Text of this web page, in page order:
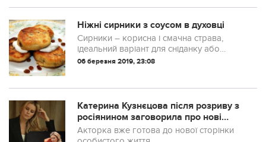
Ніжні сирники з соусом в духовці
Сирники – корисна і смачна страва,
ідеальний варіант для сніданку або
вечері. Класичний варіант смажиться на
сирники...
06 березня 2019, 23:08
Катерина Кузнєцова після розриву з
росіянином заговорила про нові
побачення
Акторка вже готова до нової сторінки